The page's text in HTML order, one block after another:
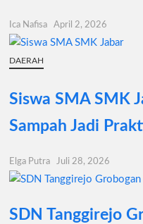
Ica Nafisa April 2, 2026
DAERAH
Siswa SMA SMK
Sampah Jadi
Elga Putra Juli 28, 2026
SDN Tanggirejo